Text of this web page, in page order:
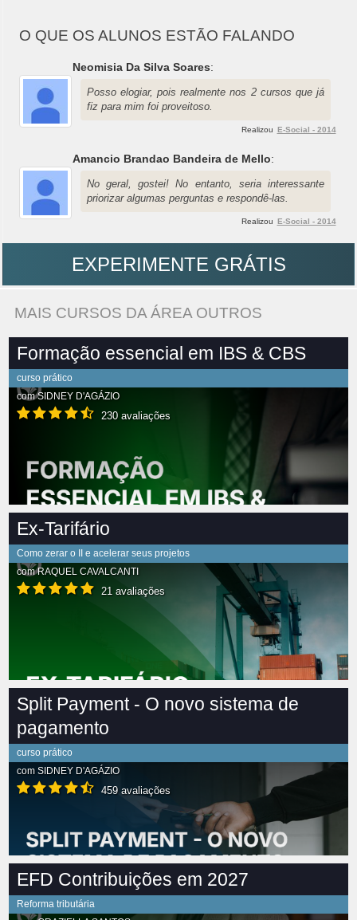
O QUE OS ALUNOS ESTÃO FALANDO
Neomisia Da Silva Soares:
Posso elogiar, pois realmente nos 2 cursos que já
fiz para mim foi proveitoso.
Realizou E-Social - 2014
Amancio Brandao Bandeira de Mello:
No geral, gostei! No entanto, seria interessante
priorizar algumas perguntas e respondê-las.
Realizou E-Social - 2014
EXPERIMENTE GRÁTIS
MAIS CURSOS DA ÁREA OUTROS
Formação essencial em IBS & CBS
curso prático
comSIDNEY D'AGÁZIO
230 avaliações
Ex-Tarifário
Como zerar o II e acelerar seus projetos
comRAQUEL CAVALCANTI
21 avaliações
Split Payment - O novo sistema de
pagamento
curso prático
com SIDNEY D'AGÁZIO
459 avaliações
EFD Contribuições em 2027
Reforma tributária